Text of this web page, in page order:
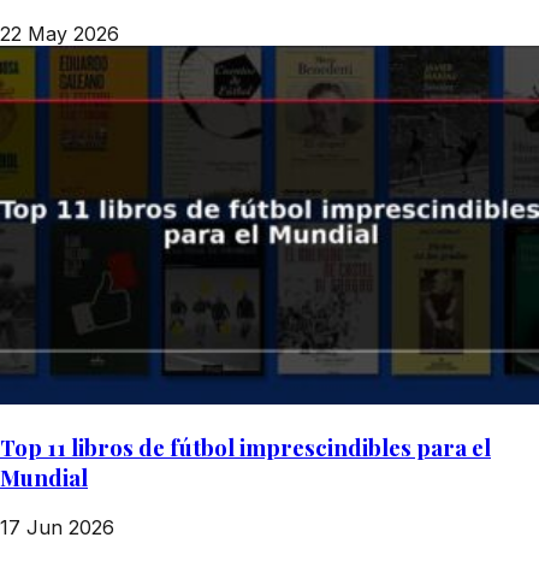
22 May 2026
Top 11 libros de fútbol imprescindibles para el
Mundial
17 Jun 2026